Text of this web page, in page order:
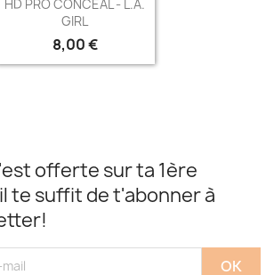
+13
HD PRO CONCEAL - L.A.
GIRL
8,00 €
offerte sur ta 1ère
te suffit de t'abonner à